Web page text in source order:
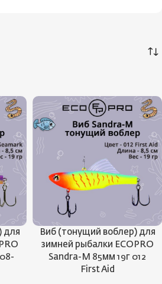
для
Виб (тонущий воблер) для
зимней рыбалки ECOPRO
Sandra-M 85мм 19г 012
First Aid